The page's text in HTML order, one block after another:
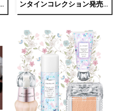
ンタインコレクション発売
中